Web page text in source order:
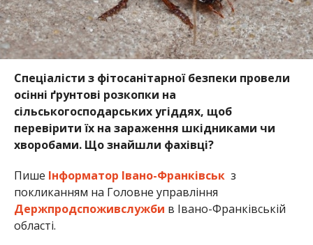
Спеціалісти з фітосанітарної безпеки провели
осінні ґрунтові розкопки на
сільськогосподарських угіддях, щоб
перевірити їх на зараження шкідниками чи
хворобами. Що знайшли фахівці?
Пише Інформатор Івано-Франківськ з
покликанням на Головне управління
Держпродспоживслужби в Івано-Франківській
області.